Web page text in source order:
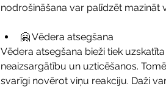
nodrošināšana var palīdzēt mazināt
🤗 Vēdera atsegšana
Vēdera atsegšana bieži tiek
neaizsargātību un uzticēšanos.
svarīgi novērot viņu reakciju. Daži